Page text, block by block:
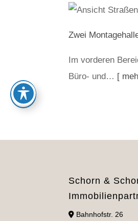
Zwei
Im vorderen
Büro- und… [
Schorn &
Bahnhofstr. 26